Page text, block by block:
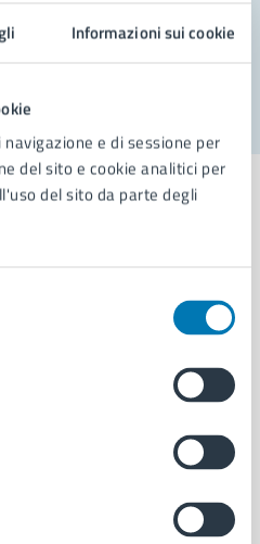
Informazioni sui cookie
e di sessione per
del sito e cookie analitici per
del sito da parte degli